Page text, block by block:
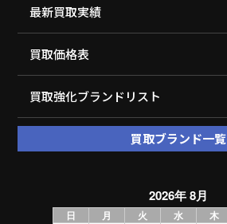
最新買取実績
買取価格表
買取強化ブランドリスト
買取ブランド一覧
2026年 8月
日 月 火 水 木